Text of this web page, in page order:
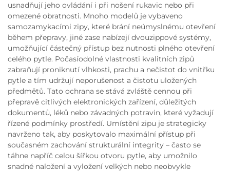
usnadňují jeho ovládání i při nošení rukavic nebo při
omezené obratnosti. Mnoho modelů je vybaveno
samozamykacími zipy, které brání neúmyslnému otevření
během přepravy, jiné zase nabízejí dvouzippové systémy,
umožňující částečný přístup bez nutnosti plného otevření
celého pytle. Počasíodolné vlastnosti kvalitních zipů
zabraňují proniknutí vlhkosti, prachu a nečistot do vnitřku
pytle a tím udržují neporušenost a čistotu uložených
předmětů. Tato ochrana se stává zvláště cennou při
přepravě citlivých elektronických zařízení, důležitých
dokumentů, léků nebo závadných potravin, které vyžadují
řízené podmínky prostředí. Umístění zipu je strategicky
navrženo tak, aby poskytovalo maximální přístup při
současném zachování strukturální integrity – často se
táhne napříč celou šířkou otvoru pytle, aby umožnilo
snadné naložení a vyložení velkých nebo neobvykle